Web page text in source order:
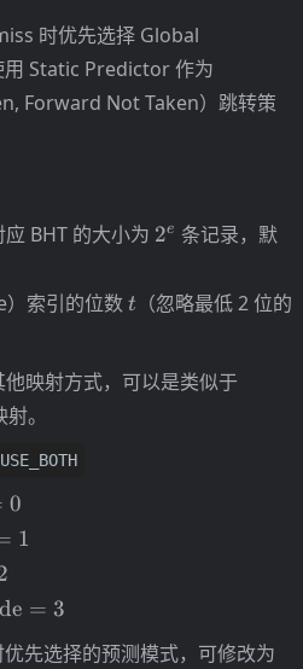
时优先选择 Global
Static Predictor 作为
Forward Not Taken）跳转策
应 BHT 的大小为 2^e
2e 条记录，默
）索引的位数t
t
（忽略最低 2 位的
映射方式，可以是类似于
。
USE_BOTH
0
1
= 3
先选择的预测模式，可修改为